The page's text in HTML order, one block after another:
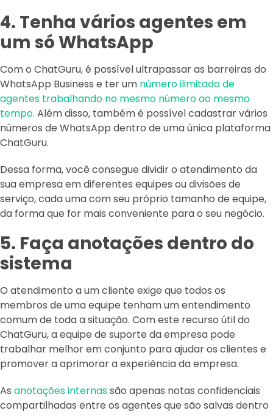
4. Tenha vários agentes em
um só WhatsApp
Com o ChatGuru, é possível ultrapassar as barreiras do
WhatsApp Business e ter um número ilimitado de
agentes trabalhando no mesmo número ao mesmo
tempo. Além disso, também é possível cadastrar vários
números de WhatsApp dentro de uma única plataforma
ChatGuru.
Dessa forma, você consegue dividir o atendimento da
sua empresa em diferentes equipes ou divisões de
serviço, cada uma com seu próprio tamanho de equipe,
da forma que for mais conveniente para o seu negócio.
5. Faça anotações dentro do
sistema
O atendimento a um cliente exige que todos os
membros de uma equipe tenham um entendimento
comum de toda a situação. Com este recurso útil do
ChatGuru, a equipe de suporte da empresa pode
trabalhar melhor em conjunto para ajudar os clientes e
promover a aprimorar a experiência da empresa.
As anotações internassão apenas notas confidenciais
compartilhadas entre os agentes que são salvas dentro